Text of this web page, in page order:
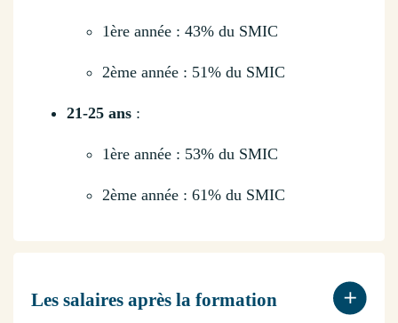
1ère année : 43% du SMIC
2ème année : 51% du SMIC
21-25 ans :
1ère année : 53% du SMIC
2ème année : 61% du SMIC
Les salaires après la formation